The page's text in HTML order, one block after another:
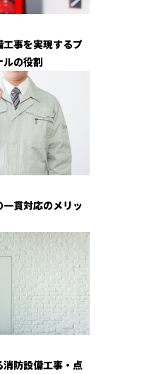
事を実現するプ
ルの役割
貫対応のメリッ
防設備工事・点